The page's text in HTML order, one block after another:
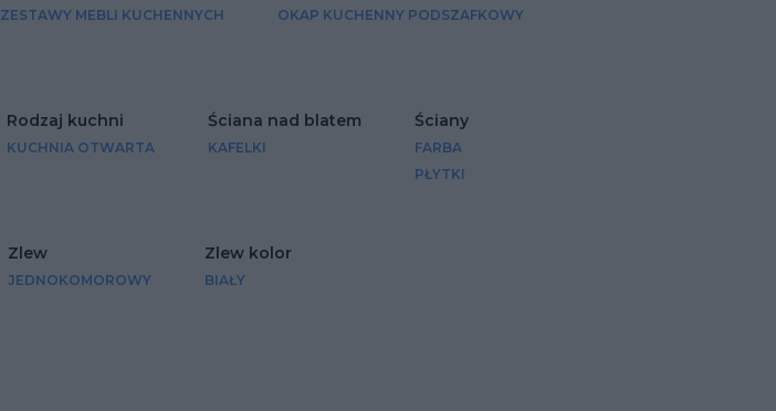
ZESTAWY MEBLI KUCHENNYCH OKAP KUCHENNY PODSZAFKOWY
Rodzaj kuchni
KUCHNIA OTWARTA
Ściana nad blatem
KAFELKI
Ściany
FARBA
PŁYTKI
Zlew
JEDNOKOMOROWY
Zlew kolor
BIAŁY